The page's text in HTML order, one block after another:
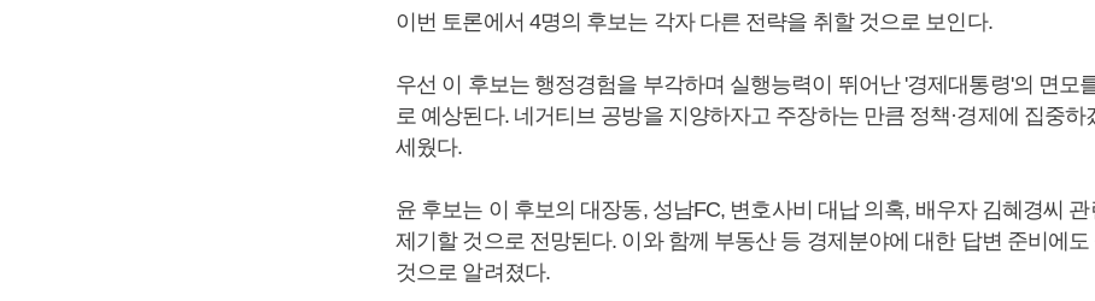
이번 토론에서 4명의 후보는 각자 다른 전략을 취할 것으로 보인다.
우선 이 후보는 행정경험을 부각하며 실행능력이 뛰어난 '경제대통령'의 면모
로 예상된다. 네거티브 공방을 지양하자고 주장하는 만큼 정책·경제에 집중하
세웠다.
윤 후보는 이 후보의 대장동, 성남FC, 변호사비 대납 의혹, 배우자 김혜경씨
제기할 것으로 전망된다. 이와 함께 부동산 등 경제분야에 대한 답변 준비에
것으로 알려졌다.